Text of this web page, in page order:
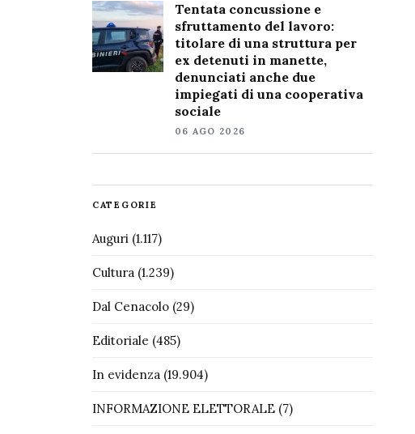
Tentata concussione e
sfruttamento del lavoro:
titolare di una struttura per
ex detenuti in manette,
denunciati anche due
impiegati di una cooperativa
sociale
06 AGO 2026
CATEGORIE
Auguri(1.117)
Cultura(1.239)
Dal Cenacolo(29)
Editoriale (485)
In evidenza(19.904)
INFORMAZIONE ELETTORALE(7)